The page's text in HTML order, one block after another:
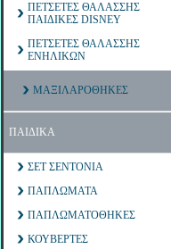
ΠΕΤΣΕΤΕΣ ΘΑΛΑΣΣΗΣ
ΠΑΙΔΙΚΕΣ DISNEY
ΠΕΤΣΕΤΕΣ ΘΑΛΑΣΣΗΣ
ΕΝΗΛΙΚΩΝ
ΜΑΞΙΛΑΡΟΘΗΚΕΣ
ΠΑΙΔΙΚΑ
ΣΕΤ ΣΕΝΤΟΝΙΑ
ΠΑΠΛΩΜΑΤΑ
ΠΑΠΛΩΜΑΤΟΘΗΚΕΣ
ΚΟΥΒΕΡΤΕΣ